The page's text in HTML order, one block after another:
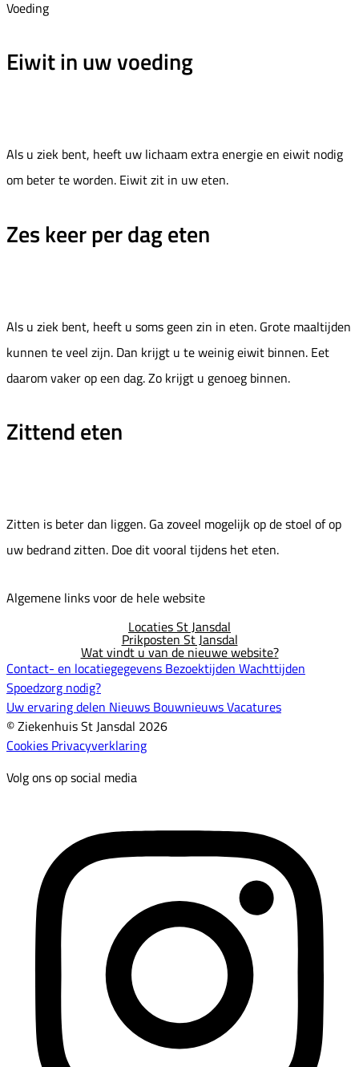
Voeding
Eiwit in uw voeding
Als u ziek bent, heeft uw lichaam extra energie en eiwit nodig
om beter te worden. Eiwit zit in uw eten.
Zes keer per dag eten
Als u ziek bent, heeft u soms geen zin in eten. Grote maaltijden
kunnen te veel zijn. Dan krijgt u te weinig eiwit binnen. Eet
daarom vaker op een dag. Zo krijgt u genoeg binnen.
Zittend eten
Zitten is beter dan liggen. Ga zoveel mogelijk op de stoel of op
uw bedrand zitten. Doe dit vooral tijdens het eten.
Algemene links voor de hele website
Locaties St Jansdal
Prikposten St Jansdal
Wat vindt u van de nieuwe website?
Contact- en locatiegegevens Bezoektijden Wachttijden
Spoedzorg nodig?
Uw ervaring delen Nieuws BouwnieuwsVacatures
© Ziekenhuis St Jansdal 2026
Cookies Privacyverklaring
Volg ons op social media